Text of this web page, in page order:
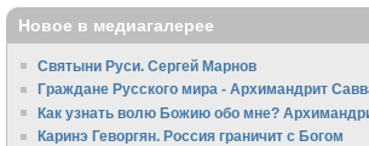
Новое в медиагалерее
Святыни Руси. Сергей Марнов
Граждане Русского мира - Архимандрит
Как узнать волю Божию обо мне?
Каринэ Геворгян. Россия граничит с Богом